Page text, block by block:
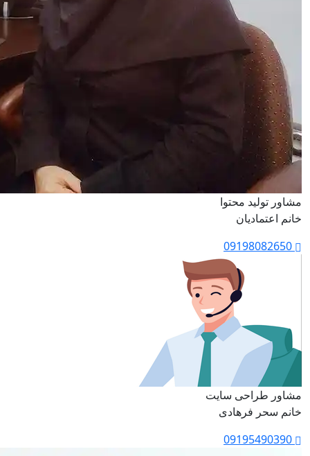
مشاور تولید محتوا
خانم اعتمادیان
مشاور طراحی سایت
خانم سحر فرهادی